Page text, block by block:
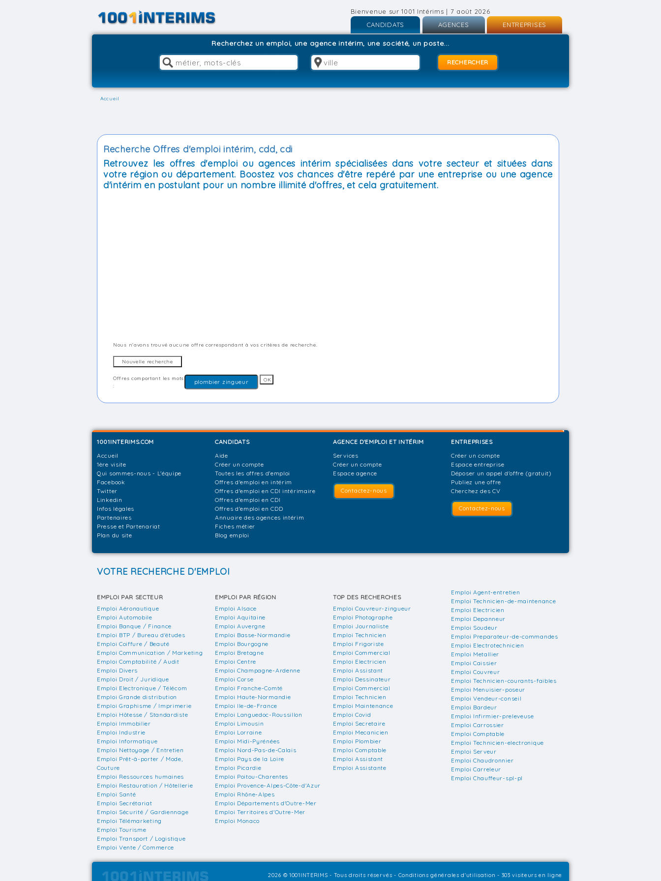
Bienvenue sur 1001 Intérims | 7 août 2026
CANDIDATS
Inscription
AGENCES
Inscription
Connexion
ENTREPRISES
Recherchez un emploi, une agence intérim, une société, un poste...
Accueil
Recherche Offres d'emploi intérim, cdd, cdi
Retrouvez les offres d'emploi ou agences intérim spécialisées dans votre secteur et situées dans
votre région ou département. Boostez vos chances d'être repéré par une entreprise ou une agence
d'intérim en postulant pour un nombre illimité d'offres, et cela gratuitement.
Nous n'avons trouvé aucune offre correspondant à vos critères de recherche.
Offres comportant les mots
:
1001INTERIMS.COM
Accueil
1ère visite
Qui sommes-nous - L'équipe
Facebook
Twitter
Linkedin
Infos légales
Partenaires
Presse et Partenariat
Plan du site
CANDIDATS
Aide
Créer un compte
Toutes les offres d'emploi
Offres d'emploi en intérim
Offres d'emploi en CDI intérimaire
Offres d'emploi en CDI
Offres d'emploi en CDD
Annuaire des agences intérim
Fiches métier
Blog emploi
AGENCE D'EMPLOI ET INTÉRIM
Services
Créer un compte
Espace agence
Contactez-nous
ENTREPRISES
Créer un compte
Espace entreprise
Déposer un appel d'offre (gratuit)
Publiez une offre
Cherchez des CV
Contactez-nous
VOTRE RECHERCHE D'EMPLOI
EMPLOI PAR SECTEUR
Emploi Aéronautique
Emploi Automobile
Emploi Banque / Finance
Emploi BTP / Bureau d'études
Emploi Coiffure / Beauté
Emploi Communication / Marketing
Emploi Comptabilité / Audit
Emploi Divers
Emploi Droit / Juridique
Emploi Electronique / Télécom
Emploi Grande distribution
Emploi Graphisme / Imprimerie
Emploi Hôtesse / Standardiste
Emploi Immobilier
Emploi Industrie
Emploi Informatique
Emploi Nettoyage / Entretien
Emploi Prêt-à-porter / Mode,
Couture
Emploi Ressources humaines
Emploi Restauration / Hôtellerie
Emploi Santé
Emploi Secrétariat
Emploi Sécurité / Gardiennage
Emploi Télémarketing
Emploi Tourisme
Emploi Transport / Logistique
Emploi Vente / Commerce
EMPLOI PAR RÉGION
Emploi Alsace
Emploi Aquitaine
Emploi Auvergne
Emploi Basse-Normandie
Emploi Bourgogne
Emploi Bretagne
Emploi Centre
Emploi Champagne-Ardenne
Emploi Corse
Emploi Franche-Comté
Emploi Haute-Normandie
Emploi Ile-de-France
Emploi Languedoc-Roussillon
Emploi Limousin
Emploi Lorraine
Emploi Midi-Pyrénées
Emploi Nord-Pas-de-Calais
Emploi Pays de la Loire
Emploi Picardie
Emploi Poitou-Charentes
Emploi Provence-Alpes-Côte-d'Azur
Emploi Rhône-Alpes
Emploi Départements d'Outre-Mer
Emploi Territoires d'Outre-Mer
Emploi Monaco
TOP DES RECHERCHES
Emploi Couvreur-zingueur
Emploi Photographe
Emploi Journaliste
Emploi Technicien
Emploi Frigoriste
Emploi Commercial
Emploi Electricien
Emploi Assistant
Emploi Dessinateur
Emploi Commercial
Emploi Technicien
Emploi Maintenance
Emploi Covid
Emploi Secretaire
Emploi Mecanicien
Emploi Plombier
Emploi Comptable
Emploi Assistant
Emploi Assistante
Emploi Agent-entretien
Emploi Technicien-de-maintenance
Emploi Electricien
Emploi Depanneur
Emploi Soudeur
Emploi Preparateur-de-commandes
Emploi Electrotechnicien
Emploi Metallier
Emploi Caissier
Emploi Couvreur
Emploi Technicien-courants-faibles
Emploi Menuisier-poseur
Emploi Vendeur-conseil
Emploi Bardeur
Emploi Infirmier-preleveuse
Emploi Carrossier
Emploi Comptable
Emploi Technicien-electronique
Emploi Serveur
Emploi Chaudronnier
Emploi Carreleur
Emploi Chauffeur-spl-pl
2026 © 1001INTERIMS - Tous droits réservés - Conditions générales d'utilisation - 303 visiteurs en ligne